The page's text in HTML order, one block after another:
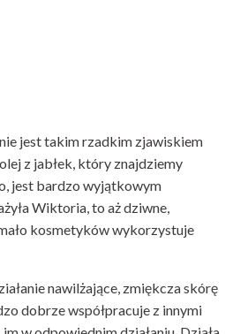
jest takim rzadkim zjawiskiem
z jabłek, który znajdziemy
jest bardzo wyjątkowym
Wiktoria, to aż dziwne,
kosmetyków wykorzystuje
nawilżające, zmiękcza skórę
dobrze współpracuje z innymi